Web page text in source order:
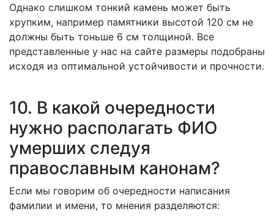
Однако слишком тонкий камень может быть
хрупким, например памятники высотой 120 см не
должны быть тоньше 6 см толщиной. Все
представленные у нас на сайте размеры подобраны
исходя из оптимальной устойчивости и прочности.
10. В какой очередности
нужно располагать ФИО
умерших следуя
православным канонам?
Если мы говорим об очередности написания
фамилии и имени, то мнения разделяются: